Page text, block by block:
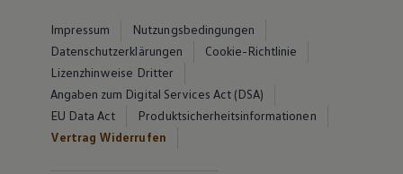
Impressum
Nutzungsbedingungen
Datenschutzerklärungen
Cookie-Richtlinie
Lizenzhinweise Dritter
Angaben zum Digital Services Act (DSA)
EU Data Act
Produktsicherheitsinformationen
Vertrag Widerrufen